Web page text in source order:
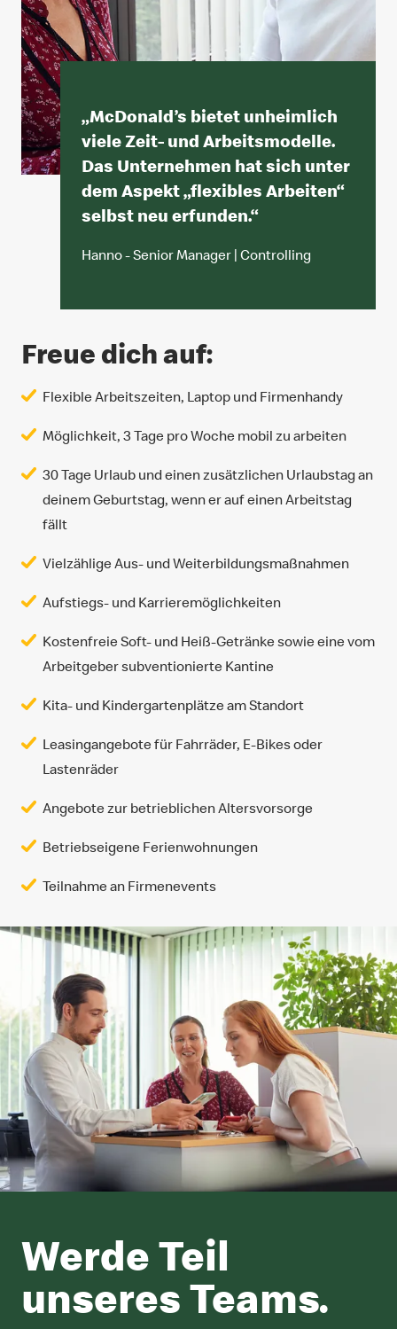
„McDonald’s bietet unheimlich
viele Zeit- und Arbeitsmodelle.
Das Unternehmen hat sich unter
dem Aspekt „flexibles Arbeiten“
selbst neu erfunden.“
Hanno - Senior Manager | Controlling
Freue dich auf:
Flexible Arbeitszeiten, Laptop und Firmenhandy
Möglichkeit, 3 Tage pro Woche mobil zu arbeiten
30 Tage Urlaub und einen zusätzlichen Urlaubstag an
deinem Geburtstag, wenn er auf einen Arbeitstag
fällt
Vielzählige Aus- und Weiterbildungsmaßnahmen
Aufstiegs- und Karrieremöglichkeiten
Kostenfreie Soft- und Heiß-Getränke sowie eine vom
Arbeitgeber subventionierte Kantine
Kita- und Kindergartenplätze am Standort
Leasingangebote für Fahrräder, E-Bikes oder
Lastenräder
Angebote zur betrieblichen Altersvorsorge
Betriebseigene Ferienwohnungen
Teilnahme an Firmenevents
Werde Teil
unseres Teams.